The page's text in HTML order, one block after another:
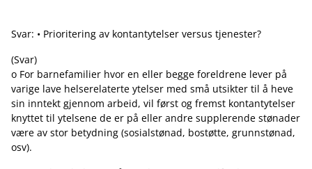
Svar: • Prioritering av kontantytelser versus tjenester?
(Svar)
o For barnefamilier hvor en eller begge foreldrene lever på
varige lave helserelaterte ytelser med små utsikter til å heve
sin inntekt gjennom arbeid, vil først og fremst kontantytelser
knyttet til ytelsene de er på eller andre supplerende stønader
være av stor betydning (sosialstønad, bostøtte, grunnstønad,
osv).